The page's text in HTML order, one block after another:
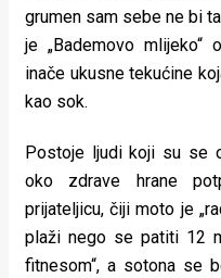
grumen sam sebe ne bi
je „Bademovo mlijeko“
inače ukusne tekućine
kao sok.
Postoje ljudi koji su se
oko zdrave hrane
prijateljicu, čiji moto je
plaži nego se patiti 12
fitnesom“, a sotona se